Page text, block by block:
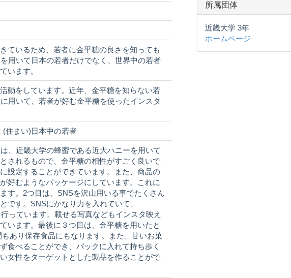
ているため、若者に金平糖の良さを知っても
用いて日本の若者だけでなく、世界中の若者
います。
動をしています。近年、金平糖を知らない若
用いて、若者が好む金平糖を使ったインスタ
(住まい)日本中の若者
、近畿大学の蜂蜜である近大ハニーを用いて
されるもので、金平糖の相性がすごく良いで
設定することができています。また、商品の
好むようなパッケージにしています。これに
す。2つ目は、SNSを沢山用いる事でたくさん
です。SNSにかなり力を入れていて、
っています。載せる写真などもインスタ映え
います。最後に３つ目は、金平糖を用いたと
あり保存食品にもなります。また、甘いお菓
食べることができ、バックに入れて持ち歩く
女性をターゲットとした製品を作ることがで
所属団体
近畿大学 3年
ホームページ